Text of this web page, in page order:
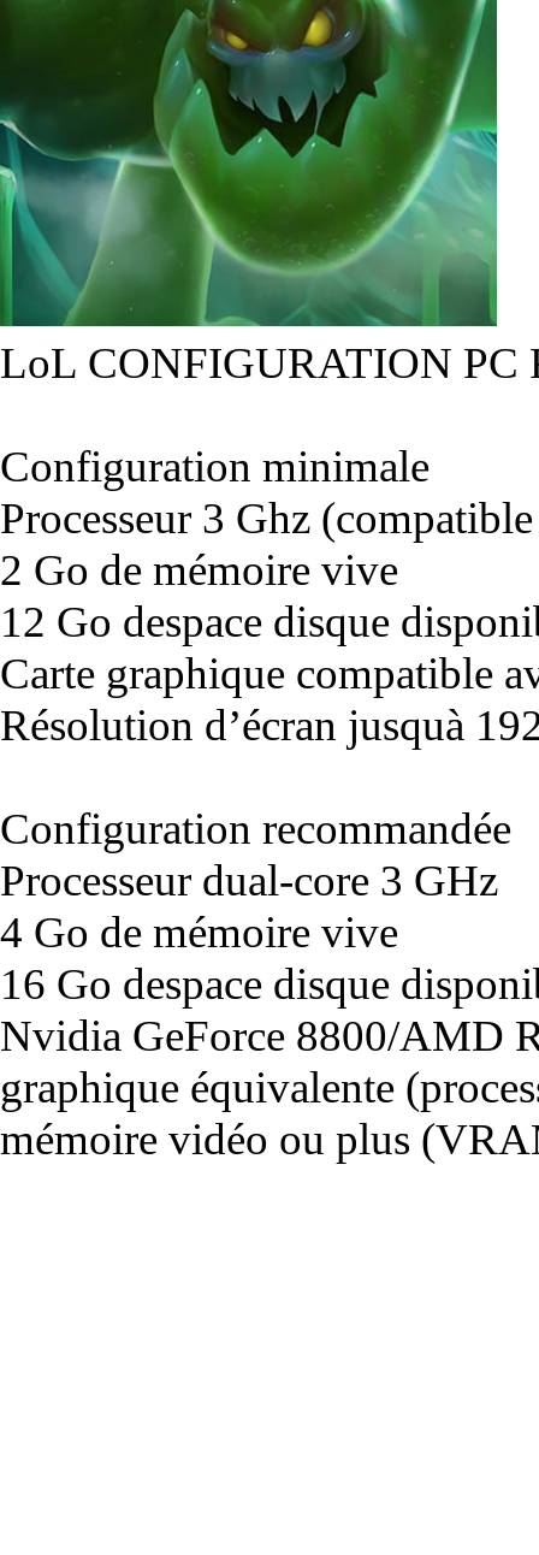
LoL CONFIGURATION PC
Configuration minimale
Processeur 3 Ghz
2 Go de mémoire vive
12 Go despace disque
Carte graphique compatible
Résolution d’écran jusquà
Configuration recommandée
Processeur dual-core 3 GHz
4 Go de mémoire vive
16 Go despace disque
Nvidia GeForce 8800/AMD
graphique équivalente
mémoire vidéo ou plus